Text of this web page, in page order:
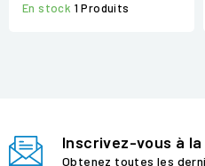
En stock 1 Produits
Inscrivez-vous à
Obtenez toutes les